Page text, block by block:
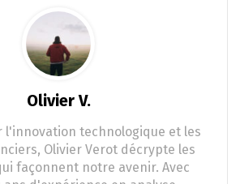
Olivier V.
l'innovation technologique et les
Olivier Verot décrypte les
façonnent notre avenir. Avec